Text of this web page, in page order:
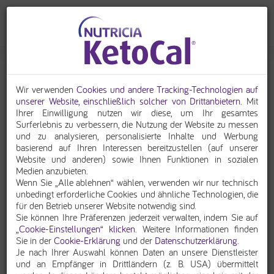
Beikost bei ketogener Ernährungstherapie*
In den ersten 4-6 Monaten kann Ihr Säugling ausschließlich
mit einer ketogenen Flaschennahrung, wie z.B.KetoCal 3:1
ernährt werden. Ab dem 5.-7. Lebensmonat können die ersten
Wir verwenden Cookies und andere Tracking-Technologien auf
unserer Website, einschließlich solcher von Drittanbietern. Mit
Ihrer Einwilligung nutzen wir diese, um Ihr gesamtes
Surferlebnis zu verbessern, die Nutzung der Website zu messen
und zu analysieren, personalisierte Inhalte und Werbung
basierend auf Ihren Interessen bereitzustellen (auf unserer
Website und anderen) sowie Ihnen Funktionen in sozialen
Medien anzubieten.
Wenn Sie „Alle ablehnen“ wählen, verwenden wir nur technisch
unbedingt erforderliche Cookies und ähnliche Technologien, die
für den Betrieb unserer Website notwendig sind.
Sie können Ihre Präferenzen jederzeit verwalten, indem Sie auf
„Cookie-Einstellungen“ klicken. Weitere Informationen finden
Sie in der Cookie-Erklärung und der Datenschutzerklärung.
Je nach Ihrer Auswahl können Daten an unsere Dienstleister
und an Empfänger in Drittländern (z. B. USA) übermittelt